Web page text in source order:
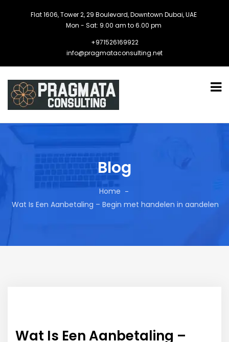
Flat 1606, Tower 2, 29 Boulevard, Downtown Dubai, UAE
Mon - Sat: 9.00 am to 6.00 pm
+971526169922
info@pragmataconsulting.net
Blog
Home
Wat Is Een Aanbetaling – Begin met handelen in aandelen
Wat Is Een Aanbetaling –